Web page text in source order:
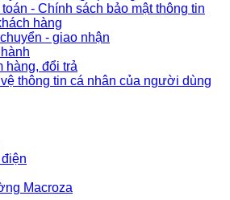
- Chính sách bảo mật thông tin
hàng
- giao nhận
hàng, đổi trả
thông tin cá nhân của người dùng
Macroza